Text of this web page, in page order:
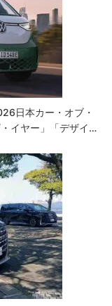
日本カー・オブ・
イヤー」「デザイ…